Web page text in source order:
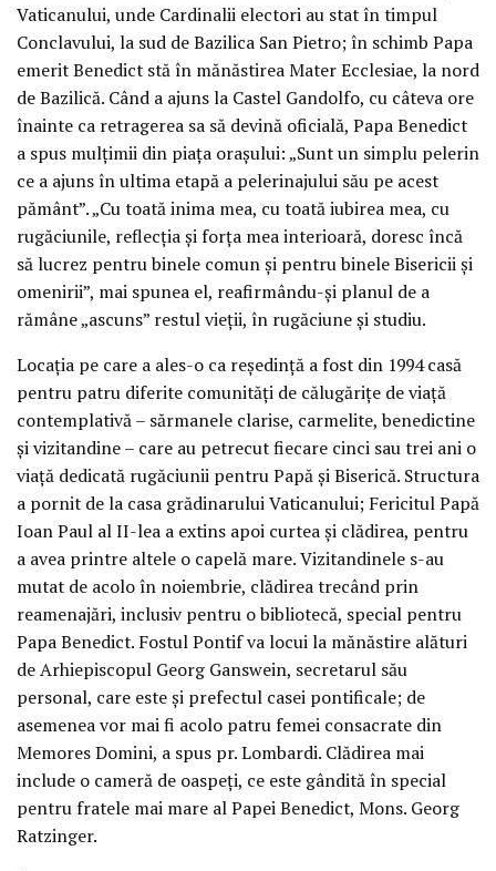
Vaticanului, unde Cardinalii electori au stat în timpul
Conclavului, la sud de Bazilica San Pietro; în schimb Papa
emerit Benedict stă în mănăstirea Mater Ecclesiae, la nord
de Bazilică. Când a ajuns la Castel Gandolfo, cu câteva ore
înainte ca retragerea sa să devină oficială, Papa Benedict
a spus mulţimii din piaţa oraşului: „Sunt un simplu pelerin
ce a ajuns în ultima etapă a pelerinajului său pe acest
pământ”. „Cu toată inima mea, cu toată iubirea mea, cu
rugăciunile, reflecţia şi forţa mea interioară, doresc încă
să lucrez pentru binele comun şi pentru binele Bisericii şi
omenirii”, mai spunea el, reafirmându-şi planul de a
rămâne „ascuns” restul vieţii, în rugăciune şi studiu.
Locaţia pe care a ales-o ca reşedinţă a fost din 1994 casă
pentru patru diferite comunităţi de călugăriţe de viaţă
contemplativă – sărmanele clarise, carmelite, benedictine
şi vizitandine – care au petrecut fiecare cinci sau trei ani o
viaţă dedicată rugăciunii pentru Papă şi Biserică. Structura
a pornit de la casa grădinarului Vaticanului; Fericitul Papă
Ioan Paul al II-lea a extins apoi curtea şi clădirea, pentru
a avea printre altele o capelă mare. Vizitandinele s-au
mutat de acolo în noiembrie, clădirea trecând prin
reamenajări, inclusiv pentru o bibliotecă, special pentru
Papa Benedict. Fostul Pontif va locui la mănăstire alături
de Arhiepiscopul Georg Ganswein, secretarul său
personal, care este şi prefectul casei pontificale; de
asemenea vor mai fi acolo patru femei consacrate din
Memores Domini, a spus pr. Lombardi. Clădirea mai
include o cameră de oaspeţi, ce este gândită în special
pentru fratele mai mare al Papei Benedict, Mons. Georg
Ratzinger.